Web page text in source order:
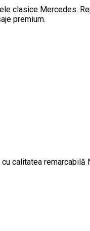
clasice Mercedes.
premium.
calitatea remarcabilă